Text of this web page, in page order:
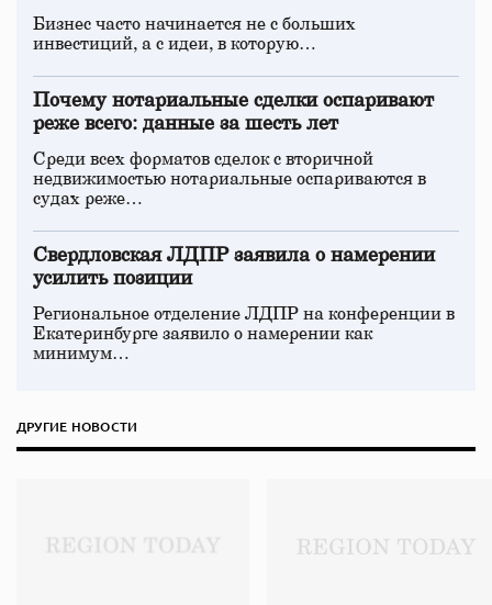
Бизнес часто начинается не с больших
инвестиций, а с идеи, в которую…
Почему нотариальные сделки оспаривают
реже всего: данные за шесть лет
Среди всех форматов сделок с вторичной
недвижимостью нотариальные оспариваются в
судах реже…
Свердловская ЛДПР заявила о намерении
усилить позиции
Региональное отделение ЛДПР на конференции в
Екатеринбурге заявило о намерении как
минимум…
ДРУГИЕ НОВОСТИ